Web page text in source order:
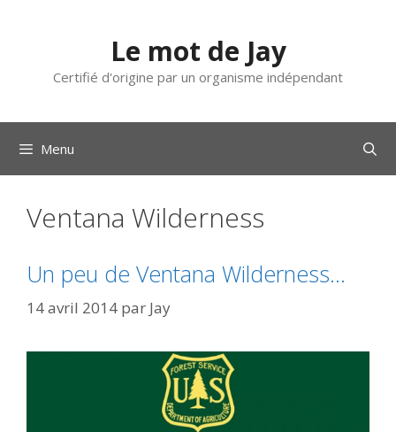
Le mot de Jay
Certifié d'origine par un organisme indépendant
Menu
Ventana Wilderness
Un peu de Ventana Wilderness…
14 avril 2014 par Jay